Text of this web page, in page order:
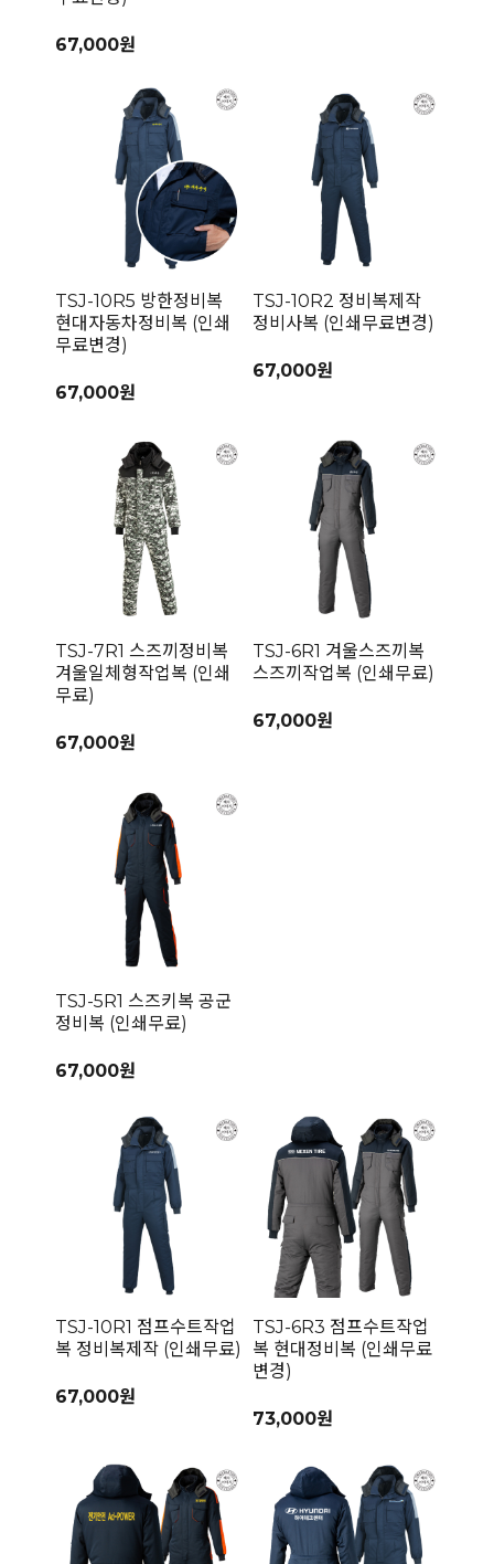
67,000원
TSJ-10R5 방한정비복
현대자동차정비복 (인쇄
무료변경)
67,000원
TSJ-10R2 정비복제작
정비사복 (인쇄무료변경)
67,000원
TSJ-7R1 스즈끼정비복
겨울일체형작업복 (인쇄
무료)
67,000원
TSJ-6R1 겨울스즈끼복
스즈끼작업복 (인쇄무료)
67,000원
TSJ-5R1 스즈키복 공군
정비복 (인쇄무료)
67,000원
TSJ-10R1 점프수트작업
복 정비복제작 (인쇄무료)
67,000원
TSJ-6R3 점프수트작업
복 현대정비복 (인쇄무료
변경)
73,000원